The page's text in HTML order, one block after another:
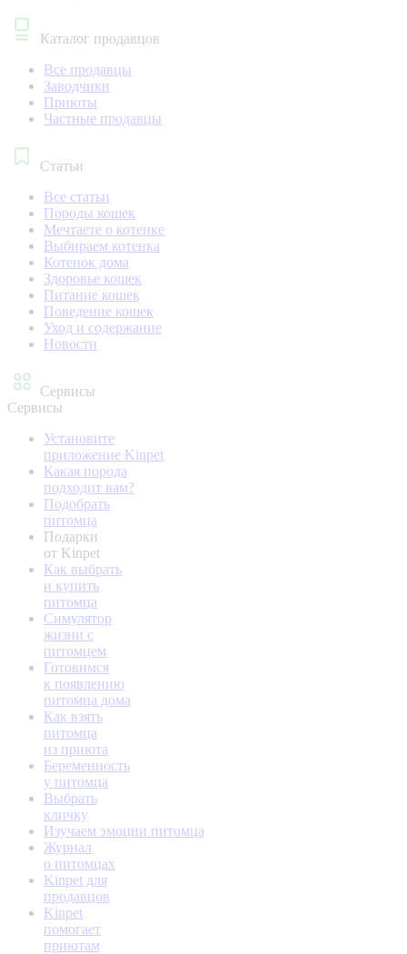
Каталог продавцов
Все продавцы
Заводчики
Приюты
Частные продавцы
Статьи
Все статьи
Породы кошек
Мечтаете о котенке
Выбираем котенка
Котенок дома
Здоровье кошек
Питание кошек
Поведение кошек
Уход и содержание
Новости
Сервисы
Сервисы
Установите
приложение Kinpet
Какая порода
подходит вам?
Подобрать
питомца
Подарки
от Kinpet
Как выбрать
и купить
питомца
Симулятор
жизни с
питомцем
Готовимся
к появлению
питомца дома
Как взять
питомца
из приюта
Беременность
у питомца
Выбрать
кличку
Изучаем эмоции питомца
Журнал
о питомцах
Kinpet для
продавцов
Kinpet
помогает
приютам